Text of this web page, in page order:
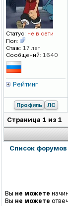
Статус: не в сети
Пол:
Стаж: 17 лет
Сообщений: 1640
Рейтинг
Профиль ЛС
Страница 1 из 1
Список
Вы не можете
Вы не можете